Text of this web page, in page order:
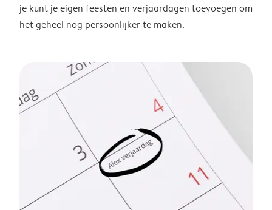
je kunt je eigen feesten en verjaardagen toevoegen om
het geheel nog persoonlijker te maken.